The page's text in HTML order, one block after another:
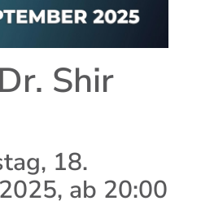
Shir
18.
ab 20:00